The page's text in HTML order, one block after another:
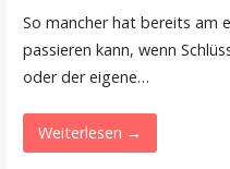
So mancher hat bereits am
passieren kann, wenn
oder der eigene…
Weiterlesen →